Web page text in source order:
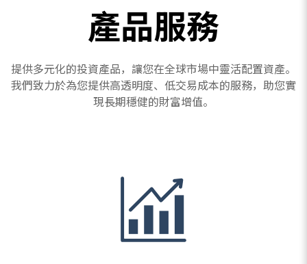
產品服務
提供多元化的投資產品，讓您在全球市場中靈活配置資產。
我們致力於為您提供高透明度、低交易成本的服務，助您實
現長期穩健的財富增值。